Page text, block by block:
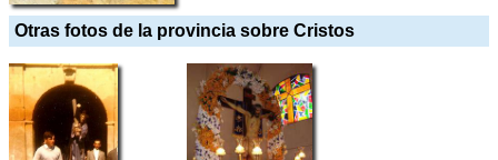
Otras fotos de la provincia sobre Cristos